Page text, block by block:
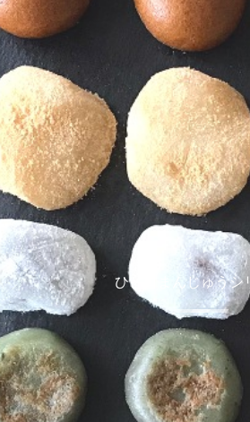
ひと口まんじゅうシ